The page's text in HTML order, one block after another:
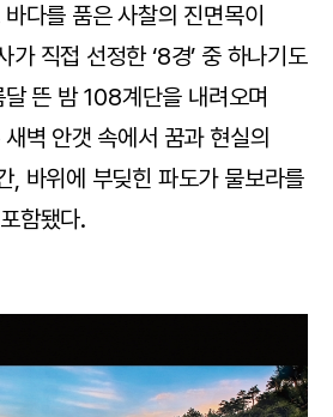
다를 품은 사찰의 진면목이
가 직접 선정한 ‘8경’ 중 하나기도
뜬 밤 108계단을 내려오며
벽 안갯 속에서 꿈과 현실의
, 바위에 부딪힌 파도가 물보라를
함됐다.